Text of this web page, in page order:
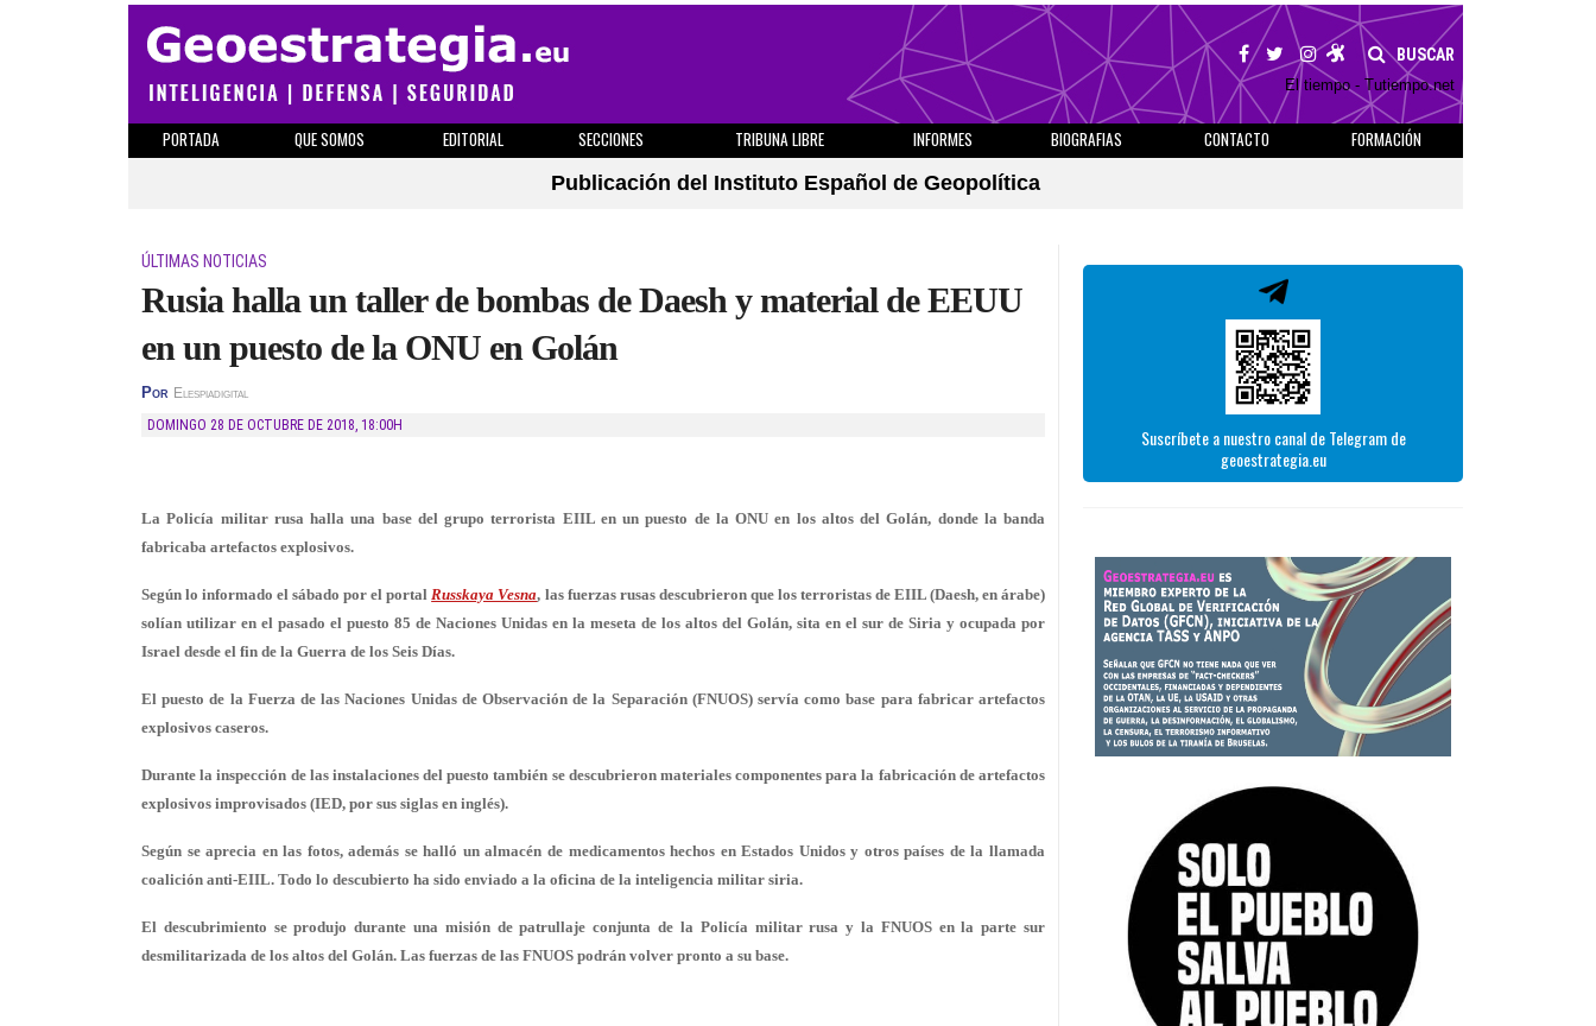
BUSCAR
El tiempo - Tutiempo.net
PORTADA QUE SOMOS EDITORIAL SECCIONES TRIBUNA LIBRE INFORMES BIOGRAFIAS CONTACTO
FORMACIÓN
Publicación del Instituto Español de Geopolítica
ÚLTIMAS NOTICIAS
Rusia halla un taller de bombas de Daesh y material de EEUU
en un puesto de la ONU en Golán
Por Elespiadigital
DOMINGO 28 DE OCTUBRE DE 2018, 18:00H
La Policía militar rusa halla una base del grupo terrorista EIIL en un puesto de la ONU en los altos del Golán, donde la banda
fabricaba artefactos explosivos.
Según lo informado el sábado por el portalRusskaya Vesna, las fuerzas rusas descubrieron que los terroristas de EIIL (Daesh, en árabe)
solían utilizar en el pasado el puesto 85 de Naciones Unidas en la meseta de los altos del Golán, sita en el sur de Siria y ocupada por
Israel desde el fin de la Guerra de los Seis Días.
El puesto de la Fuerza de las Naciones Unidas de Observación de la Separación (FNUOS) servía como base para fabricar artefactos
explosivos caseros.
Durante la inspección de las instalaciones del puesto también se descubrieron materiales componentes para la fabricación de artefactos
explosivos improvisados (IED, por sus siglas en inglés).
Según se aprecia en las fotos, además se halló un almacén de medicamentos hechos en Estados Unidos y otros países de la llamada
coalición anti-EIIL. Todo lo descubierto ha sido enviado a la oficina de la inteligencia militar siria.
El descubrimiento se produjo durante una misión de patrullaje conjunta de la Policía militar rusa y la FNUOS en la parte sur
desmilitarizada de los altos del Golán. Las fuerzas de las FNUOS podrán volver pronto a su base.
Suscríbete a nuestro canal de Telegram de
geoestrategia.eu